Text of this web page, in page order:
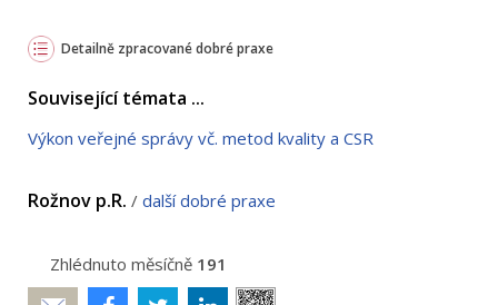
Detailně zpracované dobré praxe
Související témata ...
Výkon veřejné správy vč. metod kvality a CSR
Rožnov p.R. / další dobré praxe
Zhlédnuto měsíčně 191